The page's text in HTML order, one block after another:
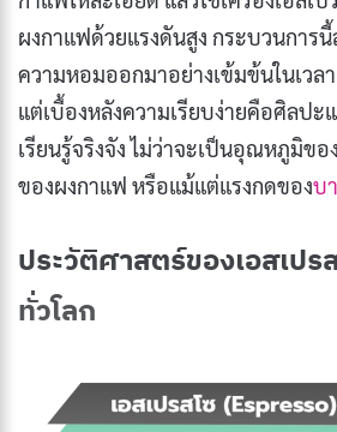
ผงกาแฟด้วยแรงดันสูง กระบวนการ
ความหอมออกมาอย่างเข้มข้นในเวล
แต่เบื้องหลังความเรียบง่ายคือศิลป
เรียนรู้จริงจัง ไม่ว่าจะเป็นอุณหภูมิขอ
ของผงกาแฟ หรือแม้แต่แรงกดของบ
ประวัติศาสตร์ของเอสเปร
ทั่วโลก